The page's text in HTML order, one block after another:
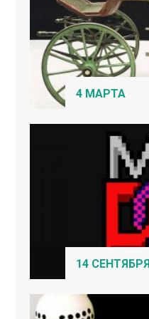
4 МАРТА
14 СЕНТЯБРЯ